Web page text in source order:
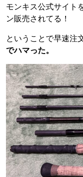
モンキス公式サイト
ン販売されてる！
ということで早速注
でハマった。